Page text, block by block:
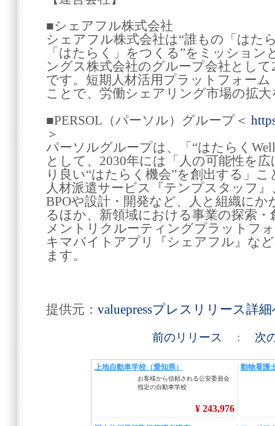
■シェアフル株式会社
シェアフル株式会社は“誰もの「はた
「はたらく」をつくる”をミッショ
ングス株式会社のグループ会社とし
です。短期人材活用プラットフォー
ことで、労働シェアリング市場の拡
■PERSOL（パーソル）グループ＜
＞
パーソルグループは、「“はたらく
として、2030年には「人の可能性を
り良い“はたらく機会”を創出する」
人材派遣サービス『テンプスタッフ
BPOや設計・開発など、人と組織に
るほか、新領域における事業の探索
メントリクルーティングプラットフ
キマバイトアプリ『シェアフル』な
ます。
提供元： valuepressプレスリリース詳
前のリリース : 次